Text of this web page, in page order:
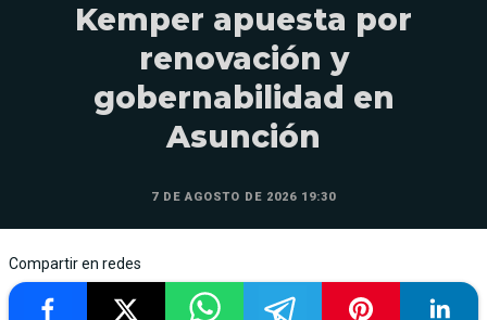
Kemper apuesta por
renovación y
gobernabilidad en
Asunción
7 DE AGOSTO DE 2026 19:30
Compartir en redes